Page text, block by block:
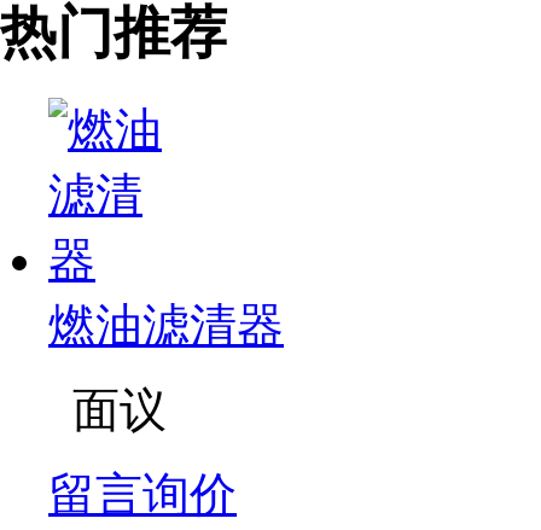
热门推荐
燃油滤清器
面议
留言询价